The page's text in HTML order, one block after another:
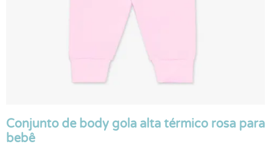
Conjunto de body gola alta térmico rosa para
bebê